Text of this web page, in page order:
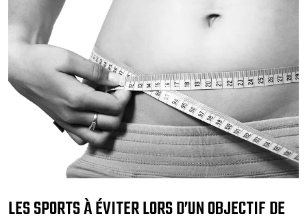
LES SPORTS À ÉVITER LORS D’UN OBJECTIF DE